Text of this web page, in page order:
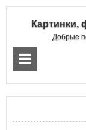
Картинки,
Добрые